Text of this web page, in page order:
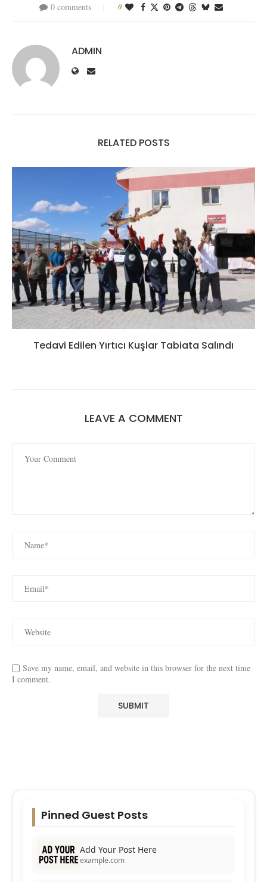
0 comments 0
ADMIN
RELATED POSTS
Tedavi Edilen Yırtıcı Kuşlar Tabiata Salındı
LEAVE A COMMENT
Save my name, email, and website in this browser for the next time
I comment.
Pinned Guest Posts
Add Your Post Here
example.com